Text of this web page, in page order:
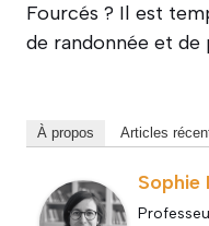
Fourcés ? Il est
de randonnée et de
À propos Articles
Sophie